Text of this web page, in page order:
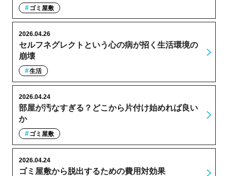
ゴミ屋敷
セルフネグレクトという心の病が招く生活環境の
崩壊
2026.04.26
生活
部屋が汚なすぎる？どこから片付け始めれば良い
か
2026.04.24
ゴミ屋敷
ゴミ屋敷から脱出するための費用対効果
2026.04.24